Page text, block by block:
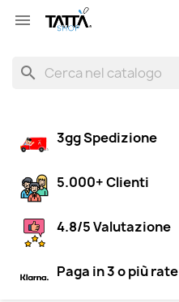

search
3gg Spedizione
5.000+ Clienti
4.8/5 Valutazione
Paga in 3 o più rate